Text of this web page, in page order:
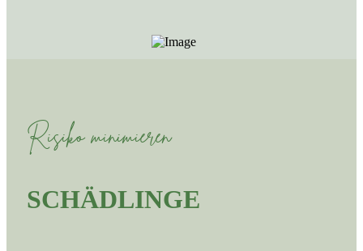
Risiko minimieren
SCHÄDLINGE